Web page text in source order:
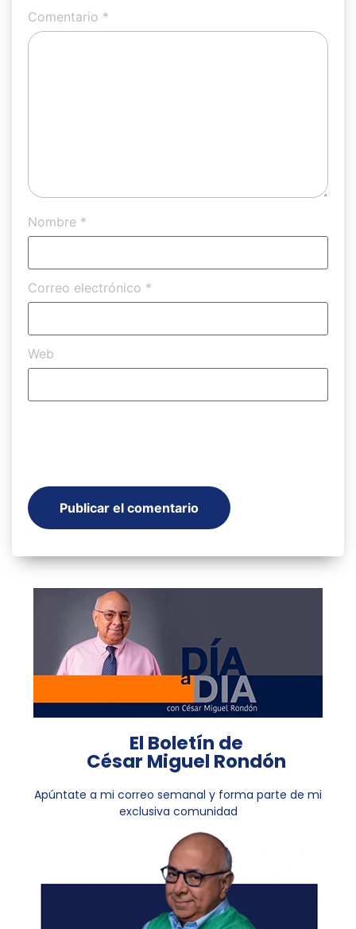
Comentario *
Nombre *
Correo electrónico *
Web
El Boletín de
César Miguel Rondón
Apúntate a mi correo semanal y forma parte de mi
exclusiva comunidad